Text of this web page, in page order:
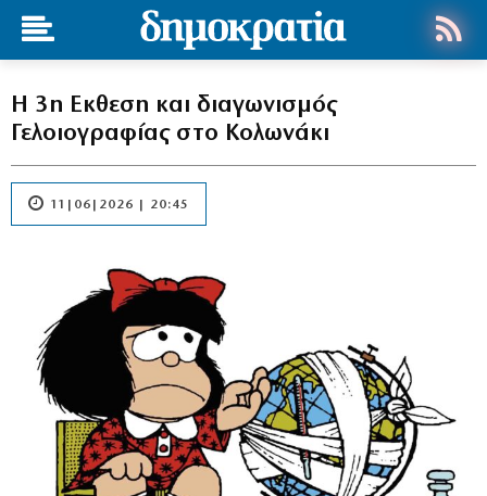
Η 3η Εκθεση και διαγωνισμός
Γελοιογραφίας στο Κολωνάκι
11|06|2026 | 20:45